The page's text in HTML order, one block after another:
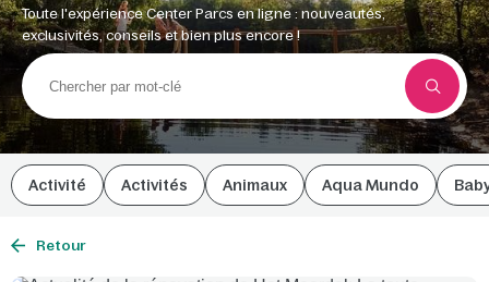
Toute l'expérience Center Parcs en ligne : nouveautés,
exclusivités, conseils et bien plus encore !
Activité Activités Animaux Aqua Mundo
Retour